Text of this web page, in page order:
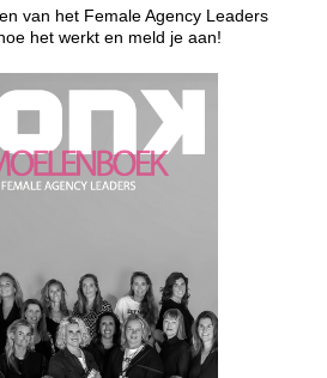
van het Female Agency Leaders
het werkt en meld je aan!